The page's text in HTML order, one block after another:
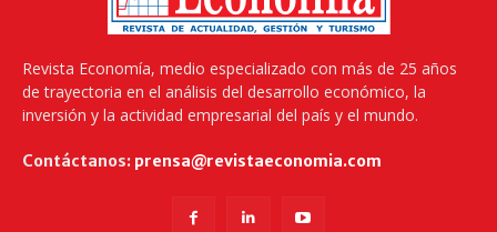
Revista Economía, medio especializado con más de 25 años
de trayectoria en el análisis del desarrollo económico, la
inversión y la actividad empresarial del país y el mundo.
Contáctanos: prensa@revistaeconomia.com